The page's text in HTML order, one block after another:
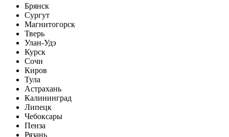
Брянск
Сургут
Магнитогорск
Тверь
Улан-Удэ
Курск
Сочи
Киров
Тула
Астрахань
Калининград
Липецк
Чебоксары
Пенза
Рязань